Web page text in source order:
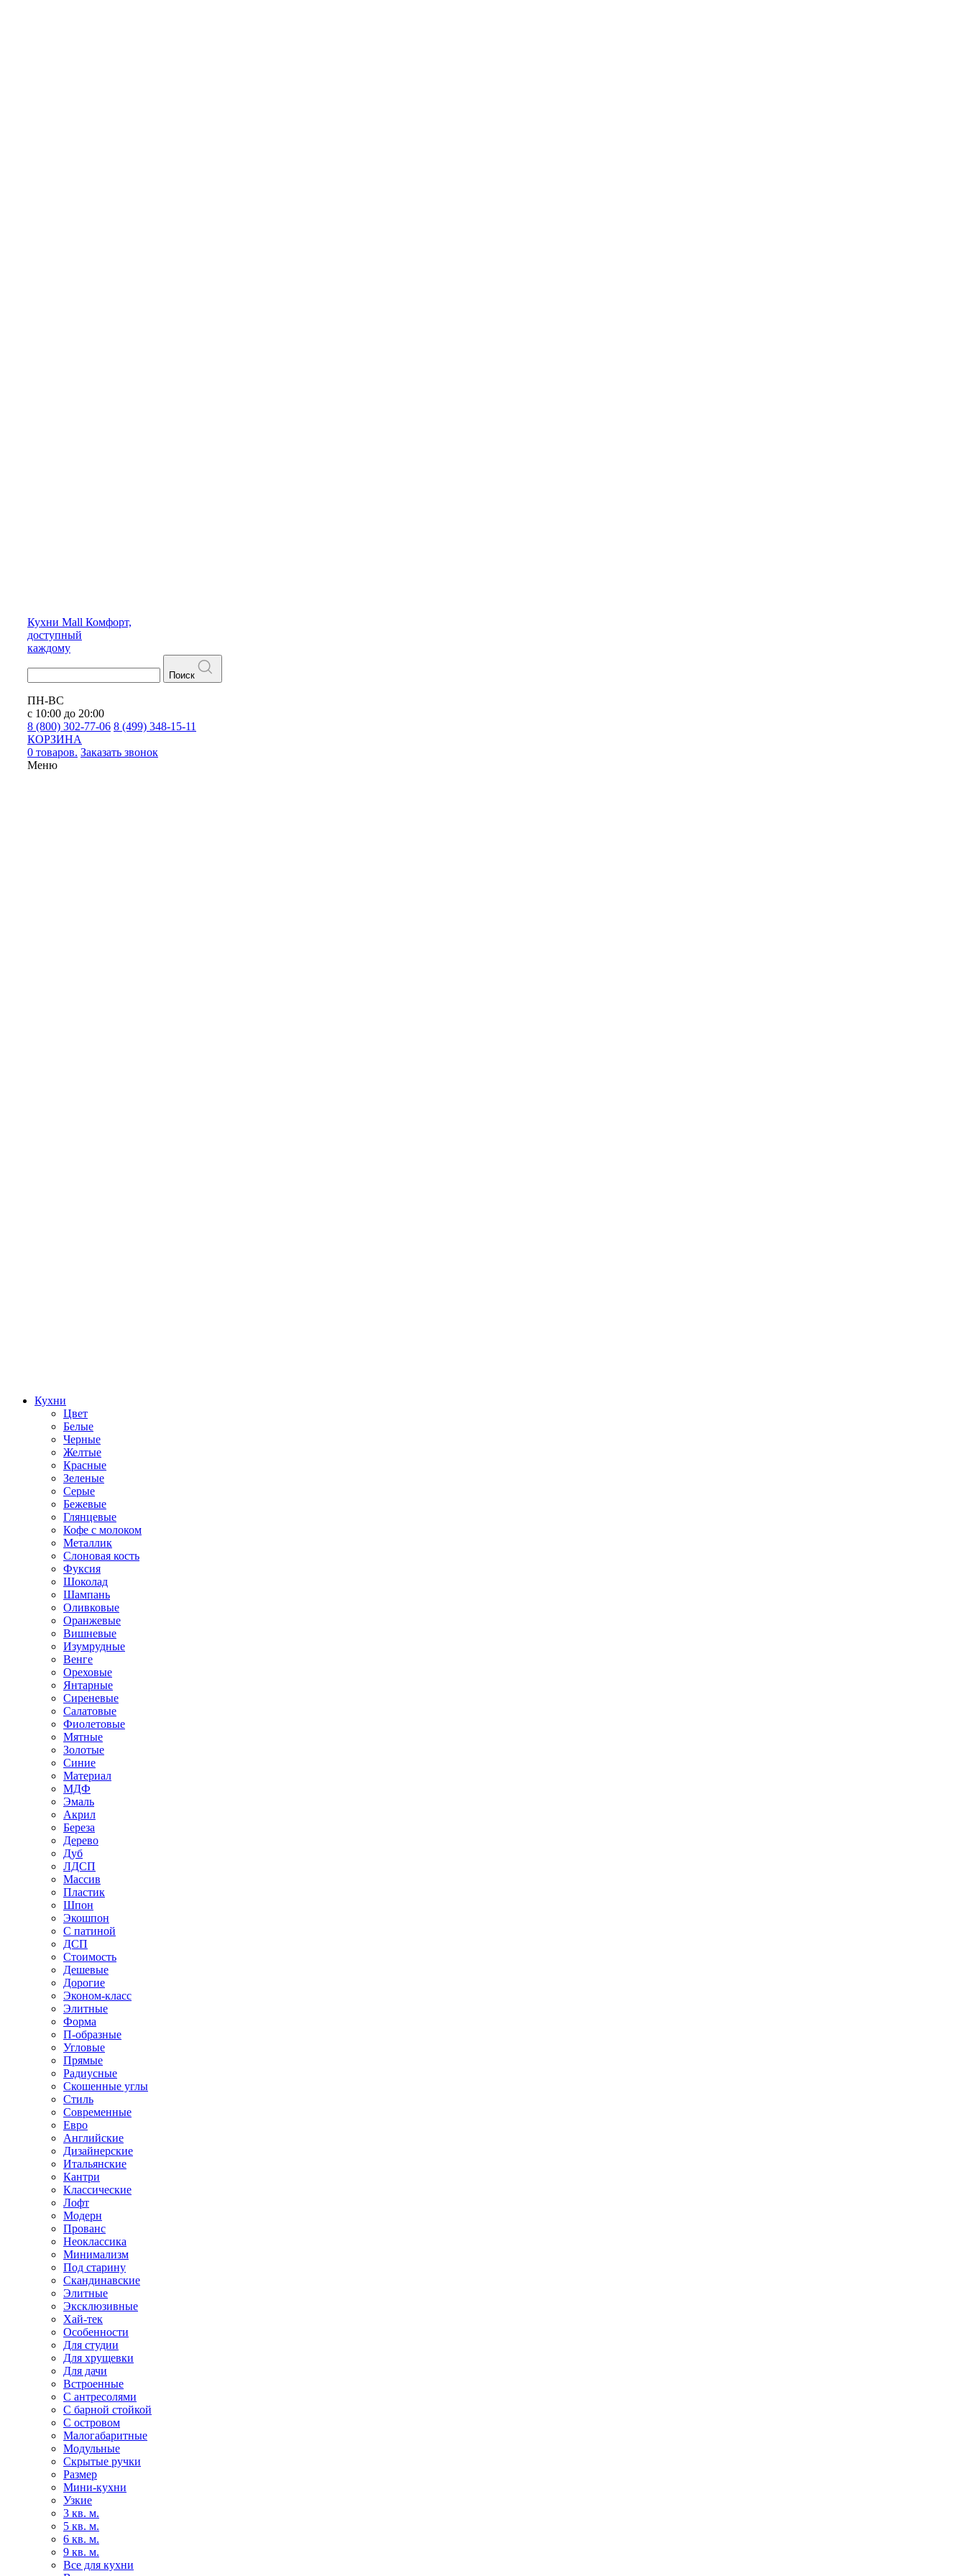
Кухни Mall Комфорт,
доступный
каждому
Поиск
ПН-ВС
с 10:00 до 20:00
8 (800) 302-77-06 8 (499) 348-15-11
КОРЗИНА
0 товаров. Заказать звонок
Меню
Кухни
Цвет
Белые
Черные
Желтые
Красные
Зеленые
Серые
Бежевые
Глянцевые
Кофе с молоком
Металлик
Слоновая кость
Фуксия
Шоколад
Шампань
Оливковые
Оранжевые
Вишневые
Изумрудные
Венге
Ореховые
Янтарные
Сиреневые
Салатовые
Фиолетовые
Мятные
Золотые
Синие
Материал
МДФ
Эмаль
Акрил
Береза
Дерево
Дуб
ЛДСП
Массив
Пластик
Шпон
Экошпон
С патиной
ДСП
Стоимость
Дешевые
Дорогие
Эконом-класс
Элитные
Форма
П-образные
Угловые
Прямые
Радиусные
Скошенные углы
Стиль
Современные
Евро
Английские
Дизайнерские
Итальянские
Кантри
Классические
Лофт
Модерн
Прованс
Неоклассика
Минимализм
Под старину
Скандинавские
Элитные
Эксклюзивные
Хай-тек
Особенности
Для студии
Для хрущевки
Для дачи
Встроенные
С антресолями
С барной стойкой
С островом
Малогабаритные
Модульные
Скрытые ручки
Размер
Мини-кухни
Узкие
3 кв. м.
5 кв. м.
6 кв. м.
9 кв. м.
Все для кухни